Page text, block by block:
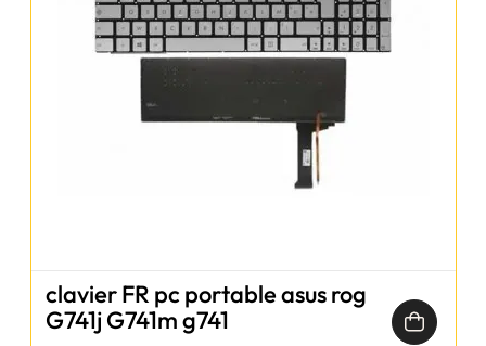
clavier FR pc portable asus rog
G741j G741m g741